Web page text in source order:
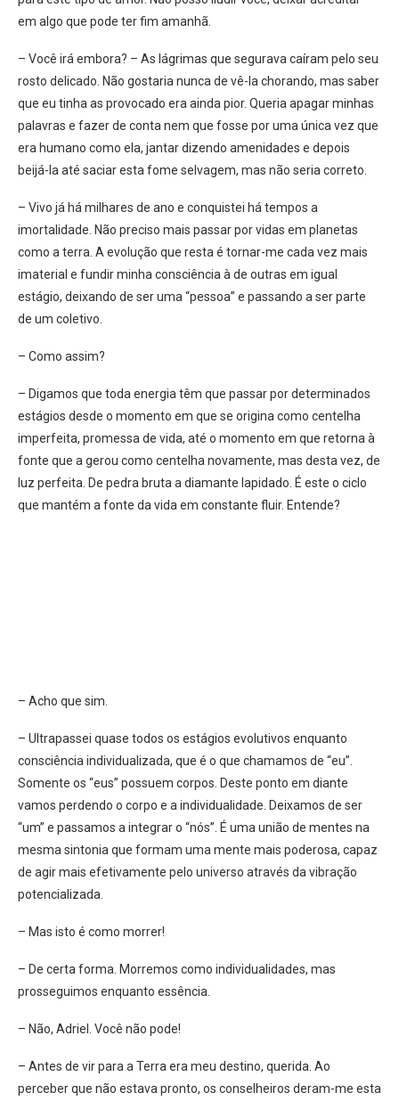
em algo que pode ter fim amanhã.
– Você irá embora? – As lágrimas que segurava caíram pelo seu
rosto delicado. Não gostaria nunca de vê-la chorando, mas saber
que eu tinha as provocado era ainda pior. Queria apagar minhas
palavras e fazer de conta nem que fosse por uma única vez que
era humano como ela, jantar dizendo amenidades e depois
beijá-la até saciar esta fome selvagem, mas não seria correto.
– Vivo já há milhares de ano e conquistei há tempos a
imortalidade. Não preciso mais passar por vidas em planetas
como a terra. A evolução que resta é tornar-me cada vez mais
imaterial e fundir minha consciência à de outras em igual
estágio, deixando de ser uma “pessoa” e passando a ser parte
de um coletivo.
– Como assim?
– Digamos que toda energia têm que passar por determinados
estágios desde o momento em que se origina como centelha
imperfeita, promessa de vida, até o momento em que retorna à
fonte que a gerou como centelha novamente, mas desta vez, de
luz perfeita. De pedra bruta a diamante lapidado. É este o ciclo
que mantém a fonte da vida em constante fluir. Entende?
– Acho que sim.
– Ultrapassei quase todos os estágios evolutivos enquanto
consciência individualizada, que é o que chamamos de “eu”.
Somente os “eus” possuem corpos. Deste ponto em diante
vamos perdendo o corpo e a individualidade. Deixamos de ser
“um” e passamos a integrar o “nós”. É uma união de mentes na
mesma sintonia que formam uma mente mais poderosa, capaz
de agir mais efetivamente pelo universo através da vibração
potencializada.
– Mas isto é como morrer!
– De certa forma. Morremos como individualidades, mas
prosseguimos enquanto essência.
– Não, Adriel. Você não pode!
– Antes de vir para a Terra era meu destino, querida. Ao
perceber que não estava pronto, os conselheiros deram-me esta